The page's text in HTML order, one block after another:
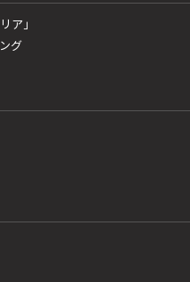
ア」
グ